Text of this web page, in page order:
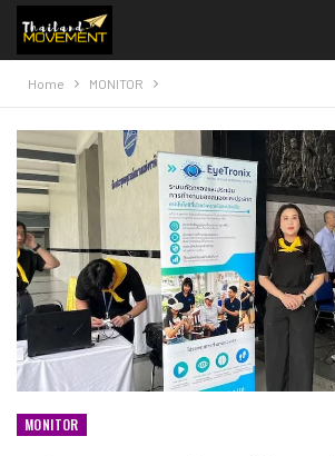
Home MONITOR
MONITOR